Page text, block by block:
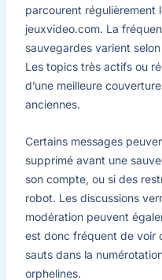
parcourent régulièrement
jeuxvideo.com. La
sauvegardes varient
Les topics très actifs ou
d’une meilleure
anciennes.
Certains messages
supprimé avant une
son compte, ou si des
robot. Les discussions
modération peuvent
est donc fréquent de voir
sauts dans la
orphelines.